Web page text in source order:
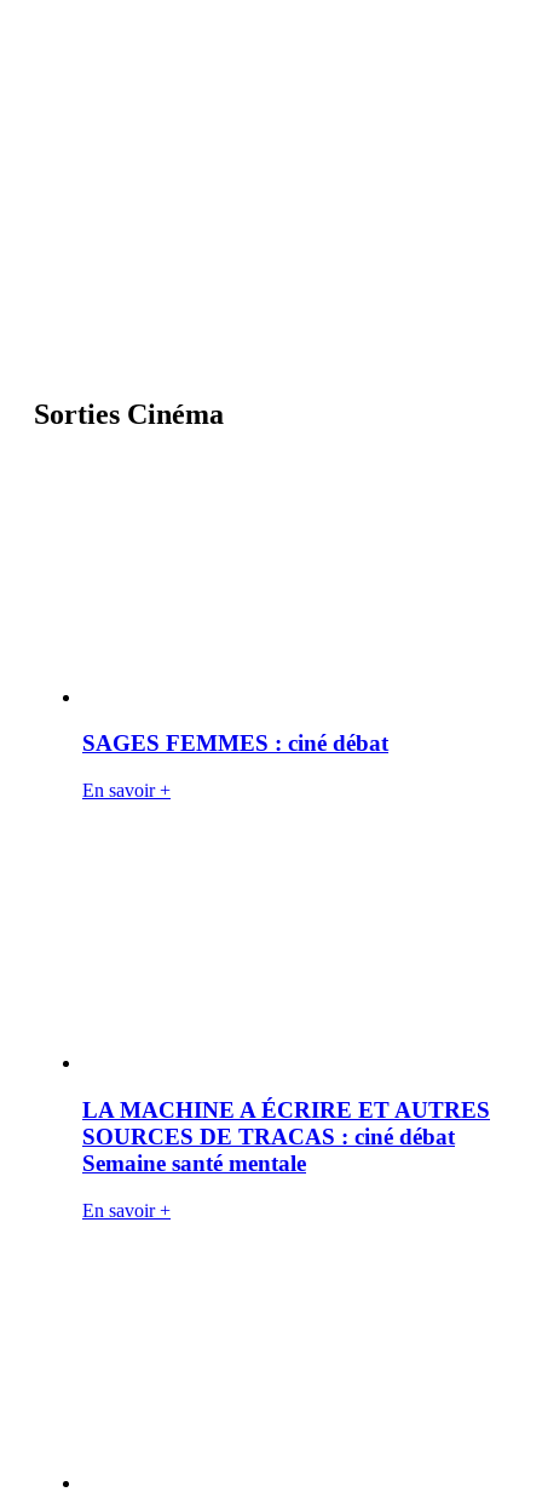
Sorties Cinéma
SAGES FEMMES : ciné débat
En savoir +
LA MACHINE A ÉCRIRE ET AUTRES
SOURCES DE TRACAS : ciné débat
Semaine santé mentale
En savoir +